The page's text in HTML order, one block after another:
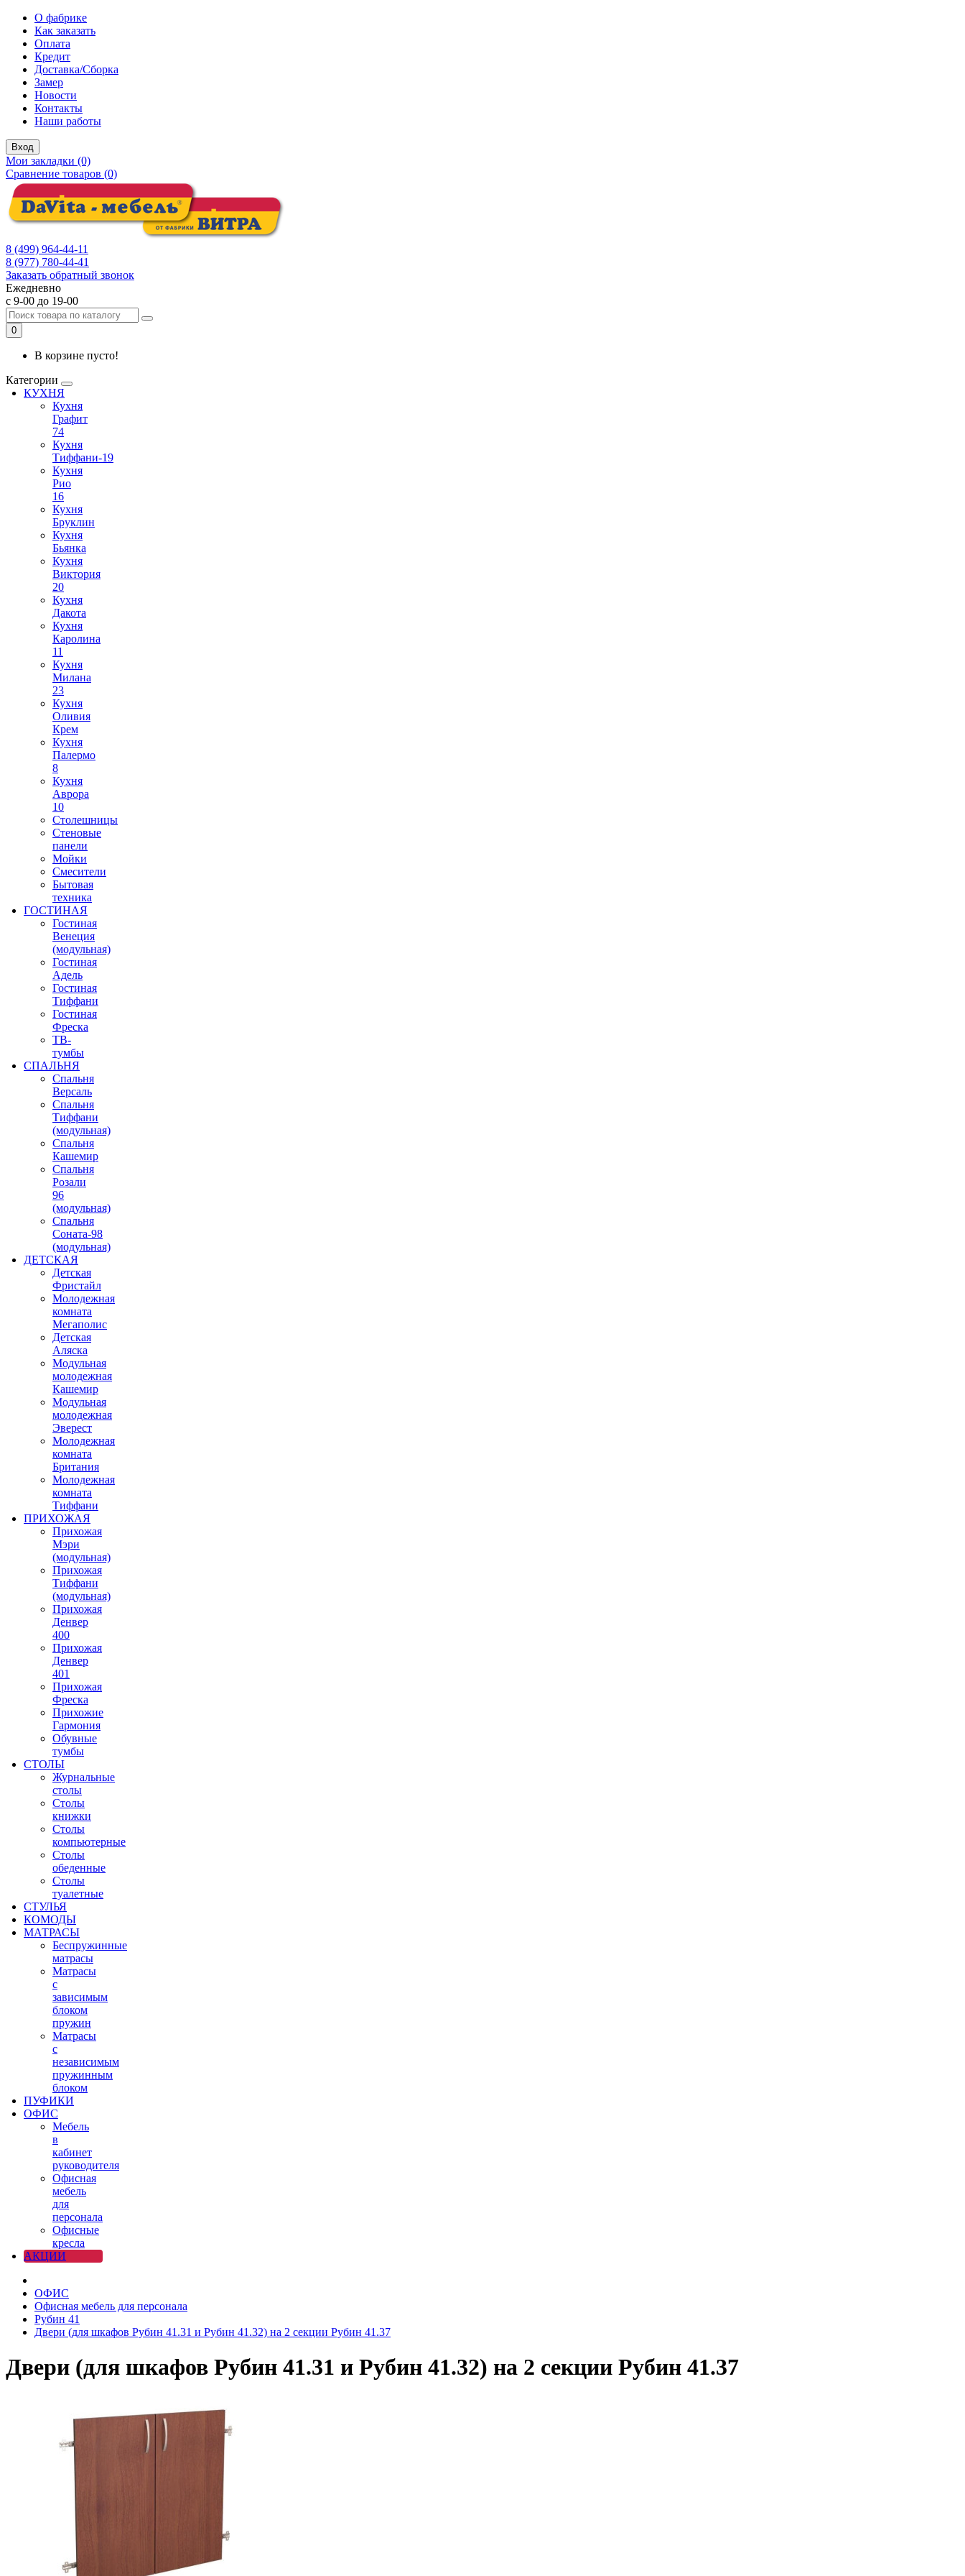
О фабрике
Как заказать
Оплата
Кредит
Доставка/Сборка
Замер
Новости
Контакты
Наши работы
Вход
Мои закладки (0)
Сравнение товаров (0)
8 (499) 964-44-11
8 (977) 780-44-41
Заказать обратный звонок
Ежедневно
с 9-00 до 19-00
0
В корзине пусто!
Категории
КУХНЯ
Кухня
Графит
74
Кухня
Тиффани-19
Кухня
Рио
16
Кухня
Бруклин
Кухня
Бьянка
Кухня
Виктория
20
Кухня
Дакота
Кухня
Каролина
11
Кухня
Милана
23
Кухня
Оливия
Крем
Кухня
Палермо
8
Кухня
Аврора
10
Столешницы
Стеновые
панели
Мойки
Смесители
Бытовая
техника
ГОСТИНАЯ
Гостиная
Венеция
(модульная)
Гостиная
Адель
Гостиная
Тиффани
Гостиная
Фреска
ТВ-
тумбы
СПАЛЬНЯ
Спальня
Версаль
Спальня
Тиффани
(модульная)
Спальня
Кашемир
Спальня
Розали
96
(модульная)
Спальня
Соната-98
(модульная)
ДЕТСКАЯ
Детская
Фристайл
Молодежная
комната
Мегаполис
Детская
Аляска
Модульная
молодежная
Кашемир
Модульная
молодежная
Эверест
Молодежная
комната
Британия
Молодежная
комната
Тиффани
ПРИХОЖАЯ
Прихожая
Мэри
(модульная)
Прихожая
Тиффани
(модульная)
Прихожая
Денвер
400
Прихожая
Денвер
401
Прихожая
Фреска
Прихожие
Гармония
Обувные
тумбы
СТОЛЫ
Журнальные
столы
Столы
книжки
Столы
компьютерные
Столы
обеденные
Столы
туалетные
СТУЛЬЯ
КОМОДЫ
МАТРАСЫ
Беспружинные
матрасы
Матрасы
с
зависимым
блоком
пружин
Матрасы
с
независимым
пружинным
блоком
ПУФИКИ
ОФИС
Мебель
в
кабинет
руководителя
Офисная
мебель
для
персонала
Офисные
кресла
АКЦИИ
ОФИС
Офисная мебель для персонала
Рубин 41
Двери (для шкафов Рубин 41.31 и Рубин 41.32) на 2 секции Рубин 41.37
Двери (для шкафов Рубин 41.31 и Рубин 41.32) на 2 секции Рубин 41.37